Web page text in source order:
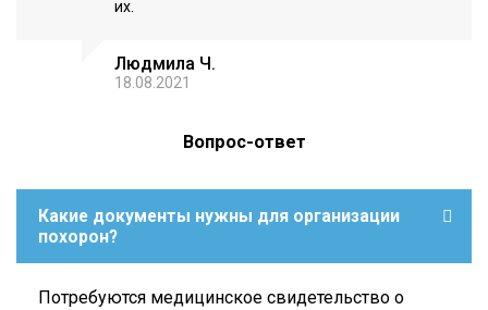
их.
Людмила Ч.
18.08.2021
Вопрос-ответ
Какие документы нужны для организации
похорон?
Потребуются медицинское свидетельство о